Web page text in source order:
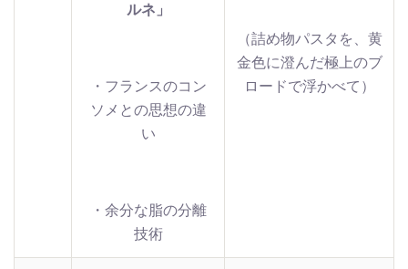
ルネ」
・フランスのコン
ソメとの思想の違
い
・余分な脂の分離
技術
（詰め物パスタを、黄
金色に澄んだ極上のブ
ロードで浮かべて）